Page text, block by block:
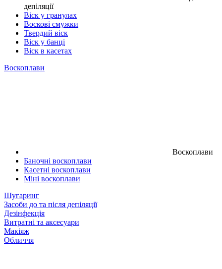
депіляції
Віск у гранулах
Воскові смужки
Твердий віск
Віск у банці
Віск в касетах
Воскоплави
Воскоплави
Баночні воскоплави
Касетні воскоплави
Міні воскоплави
Шугаринг
Засоби до та після депіляції
Дезінфекція
Витратні та аксесуари
Макіяж
Обличчя